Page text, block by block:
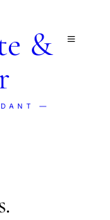
&
—